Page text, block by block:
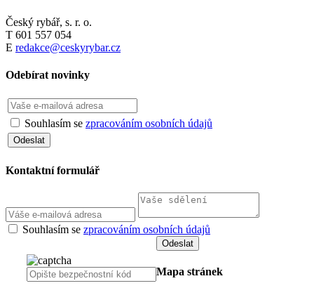
Český rybář, s. r. o.
T 601 557 054
E redakce@ceskyrybar.cz
Odebírat novinky
Souhlasím se zpracováním osobních údajů
Kontaktní formulář
Souhlasím se zpracováním osobních údajů
Mapa stránek